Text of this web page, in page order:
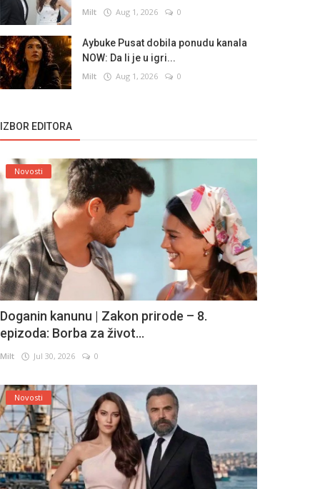
Milt Aug 1, 2026 0
Aybuke Pusat dobila ponudu kanala
NOW: Da li je u igri...
Milt Aug 1, 2026 0
IZBOR EDITORA
Novosti
Doganin kanunu | Zakon prirode – 8.
epizoda: Borba za život...
Milt Jul 30, 2026 0
Novosti